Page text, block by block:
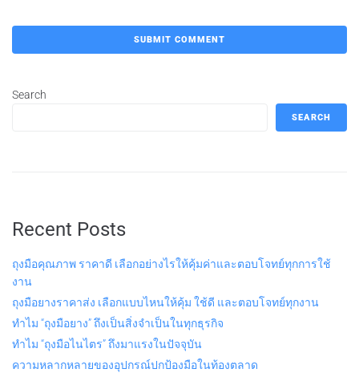
Search
SEARCH
Recent Posts
ถุงมือคุณภาพ ราคาดี เลือกอย่างไรให้คุ้มค่าและตอบโจทย์ทุกการใช้
งาน
ถุงมือยางราคาส่ง เลือกแบบไหนให้คุ้ม ใช้ดี และตอบโจทย์ทุกงาน
ทำไม “ถุงมือยาง” ถึงเป็นสิ่งจำเป็นในทุกธุรกิจ
ทำไม “ถุงมือไนไตร” ถึงมาแรงในปัจจุบัน
ความหลากหลายของอุปกรณ์ปกป้องมือในท้องตลาด